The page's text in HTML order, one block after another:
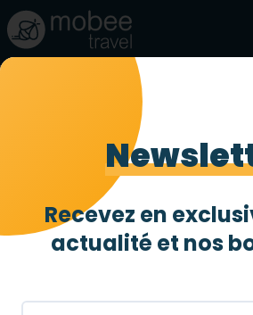
Riad
plein cœur
Entièrement accessible4
Marrakech Médina
Recevez en
actualité et nos